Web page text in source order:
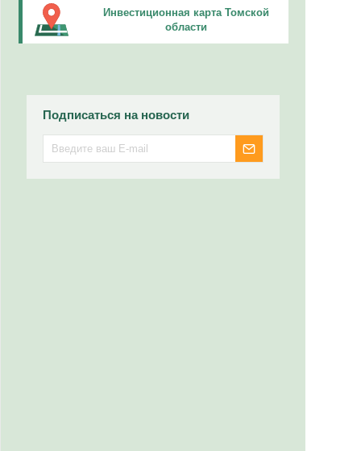
Инвестиционная карта Томской
области
Подписаться на новости